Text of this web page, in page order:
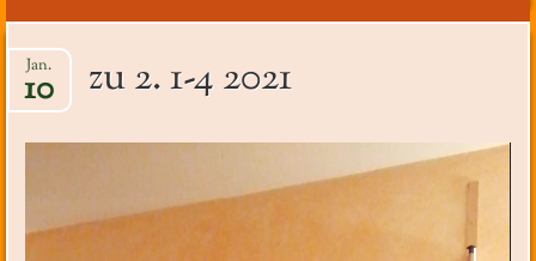
zum
zu 2. 1-4 2021
Jan.
10